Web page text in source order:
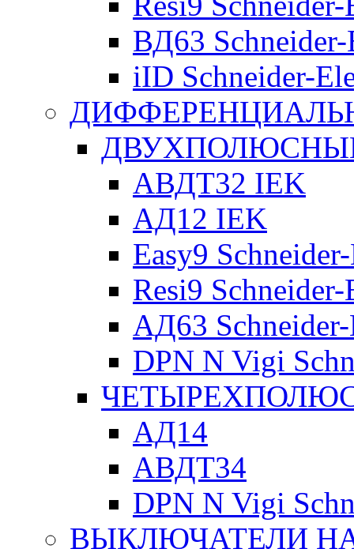
ВД63
iID Schneider-
АВДТ32 IEK
АД12 IEK
Easy9
Resi9
АД63
DPN N Vigi
АД14
АВДТ34
DPN N Vigi
ВЫКЛЮЧАТЕЛИ